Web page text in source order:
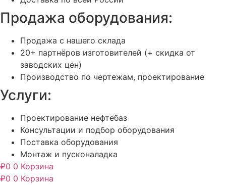
Продажа оборудования:
Продажа с нашего склада
20+ партнёров изготовителей (+ скидка от
заводских цен)
Производство по чертежам, проектирование
Услуги:
Проектирование нефтебаз
Консультации и подбор оборудования
Поставка оборудования
Монтаж и пусконаладка
₽0 0 Корзина
₽0 0 Корзина